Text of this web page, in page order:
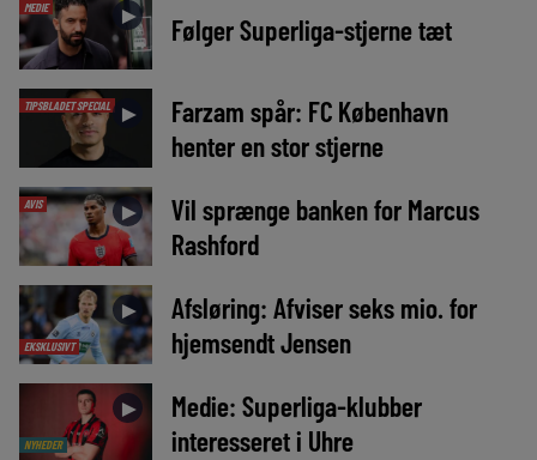
MEDIE ► Følger Superliga-stjerne tæt
TIPSBLADET SPECIAL ►
Farzam spår: FC København
henter en stor stjerne
AVIS ►
Vil sprænge banken for Marcus
Rashford
EKSKLUSIVT
►
Afsløring: Afviser seks mio. for
hjemsendt Jensen
NYHEDER
►
Medie: Superliga-klubber
interesseret i Uhre